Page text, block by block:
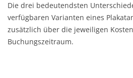
Die drei bedeutendsten
verfügbaren Varianten eines
zusätzlich über die jeweiligen
Buchungszeitraum.